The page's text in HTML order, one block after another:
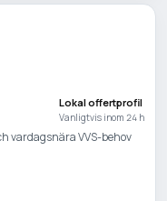
Lokal offertprofil
Vanligtvis inom 24 h
vardagsnära VVS-behov